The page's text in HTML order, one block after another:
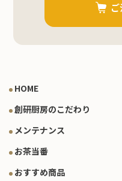
HOME
創研厨房のこだわり
メンテナンス
お茶当番
おすすめ商品